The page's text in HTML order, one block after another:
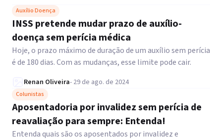
Auxílio Doença
INSS pretende mudar prazo de auxílio-
doença sem perícia médica
Hoje, o prazo máximo de duração de um auxílio sem perícia
é de 180 dias. Com as mudanças, esse limite pode cair.
Renan Oliveira- 29 de ago. de 2024
Colunistas
Aposentadoria por invalidez sem perícia de
reavaliação para sempre: Entenda!
Entenda quais são os aposentados por invalidez e